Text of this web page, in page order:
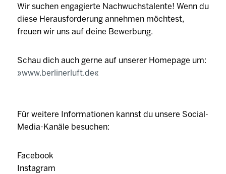
Wir suchen engagierte Nachwuchstalente! Wenn du
diese Herausforderung annehmen möchtest,
freuen wir uns auf deine Bewerbung.
Schau dich auch gerne auf unserer Homepage um:
www.berlinerluft.de
Für weitere Informationen kannst du unsere Social-
Media-Kanäle besuchen:
Facebook
Instagram